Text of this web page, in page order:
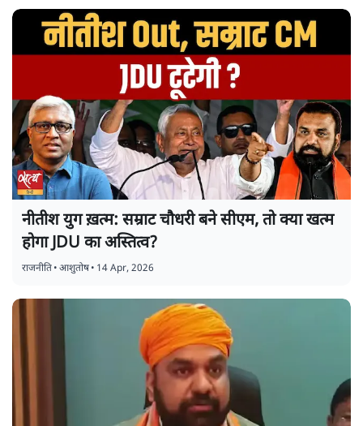
नीतीश युग ख़त्म: सम्राट चौधरी बने सीएम, तो क्या खत्म
होगा JDU का अस्तित्व?
राजनीति•आशुतोष• 14 Apr, 2026